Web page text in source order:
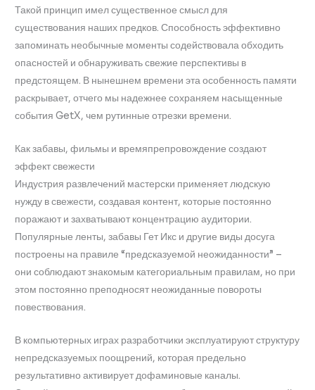
Такой принцип имел существенное смысл для
существования наших предков. Способность эффективно
запоминать необычные моменты содействовала обходить
опасностей и обнаруживать свежие перспективы в
предстоящем. В нынешнем времени эта особенность памяти
раскрывает, отчего мы надежнее сохраняем насыщенные
события GetX, чем рутинные отрезки времени.
Как забавы, фильмы и времяпрепровождение создают
эффект свежести
Индустрия развлечений мастерски применяет людскую
нужду в свежести, создавая контент, которые постоянно
поражают и захватывают концентрацию аудитории.
Популярные ленты, забавы Гет Икс и другие виды досуга
построены на правиле “предсказуемой неожиданности” –
они соблюдают знакомым категориальным правилам, но при
этом постоянно преподносят неожиданные повороты
повествования.
В компьютерных играх разработчики эксплуатируют структуру
непредсказуемых поощрений, которая предельно
результативно активирует дофаминовые каналы.